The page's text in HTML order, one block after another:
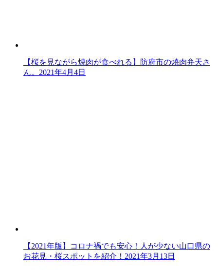
【桜を見ながら焼肉が食べれる】防府市の焼肉弁天さ
ん。 2021年4月4日
【2021年版】コロナ禍でも安心！人が少ない山口県の
お花見・桜スポットを紹介！ 2021年3月13日